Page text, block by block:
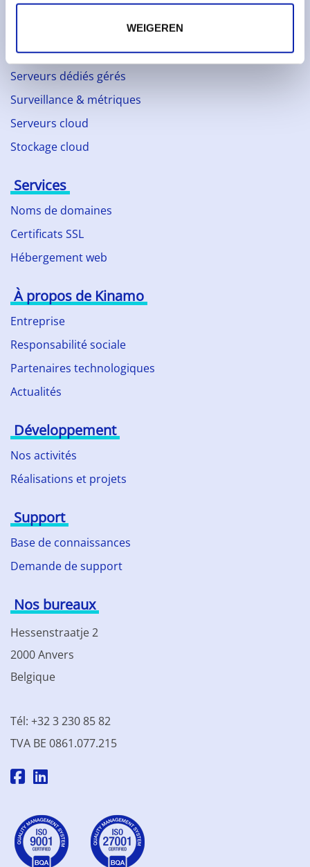
WEIGEREN
Services gérés
Serveurs dédiés gérés
Surveillance & métriques
Serveurs cloud
Stockage cloud
Services
Noms de domaines
Certificats SSL
Hébergement web
À propos de Kinamo
Entreprise
Responsabilité sociale
Partenaires technologiques
Actualités
Développement
Nos activités
Réalisations et projets
Support
Base de connaissances
Demande de support
Nos bureaux
Hessenstraatje 2
2000 Anvers
Belgique
Tél: +32 3 230 85 82
TVA BE 0861.077.215